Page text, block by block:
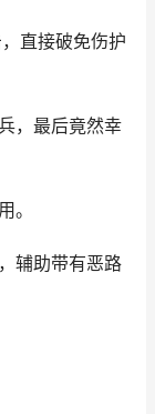
直接破免伤护
，最后竟然幸
。
辅助带有恶路